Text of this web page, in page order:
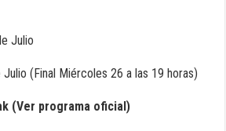
Julio
Julio (Final Miércoles 26 a las 19 horas)
(Ver programa oficial)